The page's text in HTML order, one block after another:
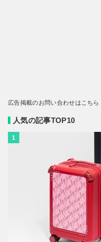
広告掲載のお問い合わせはこちら
人気の記事TOP10
1